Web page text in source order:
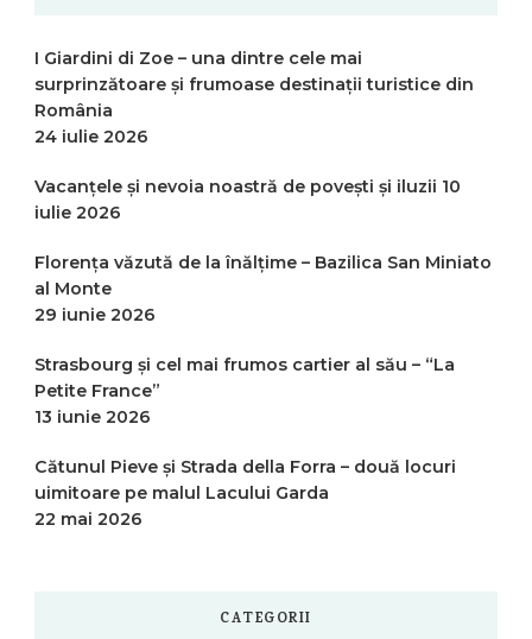
I Giardini di Zoe – una dintre cele mai
surprinzătoare și frumoase destinații turistice din
România
24 iulie 2026
Vacanțele și nevoia noastră de povești și iluzii 10
iulie 2026
Florența văzută de la înălțime – Bazilica San Miniato
al Monte
29 iunie 2026
Strasbourg și cel mai frumos cartier al său – “La
Petite France”
13 iunie 2026
Cătunul Pieve și Strada della Forra – două locuri
uimitoare pe malul Lacului Garda
22 mai 2026
CATEGORII